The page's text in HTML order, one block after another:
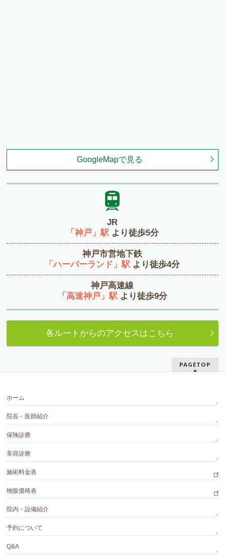
GoogleMapで見る
JR
「神戸」駅より徒歩5分
神戸市営地下鉄
「ハーバーランド」駅 より徒歩4分
神戸高速線
「高速神戸」駅より徒歩9分
各ルートからのアクセスはこちら
PAGETOP
ホーム
院長・医師紹介
保険診療
美容診療
施術料金表
物販価格表
院内・設備紹介
予約について
Q&A